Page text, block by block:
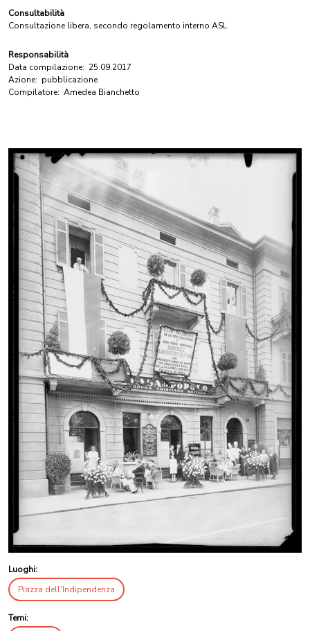
Consultabilità
Consultazione libera, secondo regolamento interno ASL
Responsabilità
Data compilazione: 25.09.2017
Azione: pubblicazione
Compilatore: Amedea Bianchetto
Luoghi:
Piazza dell'Indipendenza
Temi: